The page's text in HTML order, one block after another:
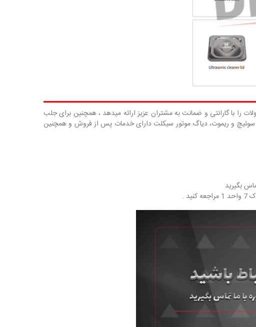
را با گارانتی و ضمانت به مشتران عزیز ارائه میدهد ، همچنین برای جلب
سوئیچ و ریموت، دیاگ موتور سیکلت دارای خدمات پس از فروش و همچنین
.